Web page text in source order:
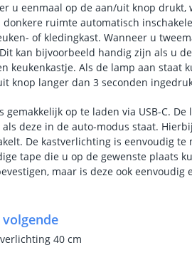
u eenmaal op de aan/uit knop drukt,
donkere ruimte automatisch
of kledingkast. Wanneer u
kan bijvoorbeeld handig zijn als u
keukenkastje. Als de lamp aan
knop langer dan 3 seconden
gemakkelijk op te laden via USB-C.
deze in de auto-modus staat.
De kastverlichting is eenvoudig
tape die u op de gewenste plaats
maar is deze ook
40 cm